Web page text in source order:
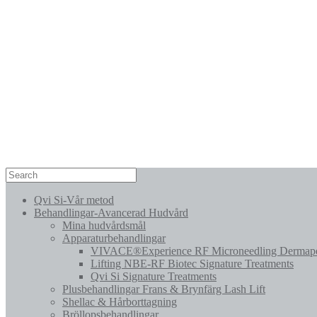
Qvi Si-Vår metod
Behandlingar-Avancerad Hudvård
Mina hudvårdsmål
Apparaturbehandlingar
VIVACE®Experience RF Microneedling
Lifting NBE-RF Biotec Signature Treatments
Qvi Si Signature Treatments
Plusbehandlingar Frans & Brynfärg Lash Lift
Shellac & Hårborttagning
Bröllopsbehandlingar